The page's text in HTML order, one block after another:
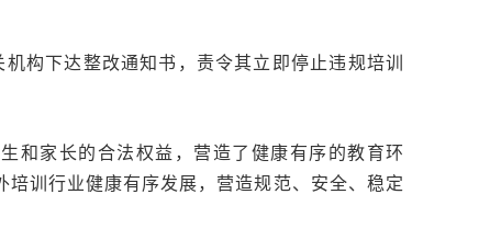
构下达整改通知书，责令其立即停止违规培训
和家长的合法权益，营造了健康有序的教育环
训行业健康有序发展，营造规范、安全、稳定